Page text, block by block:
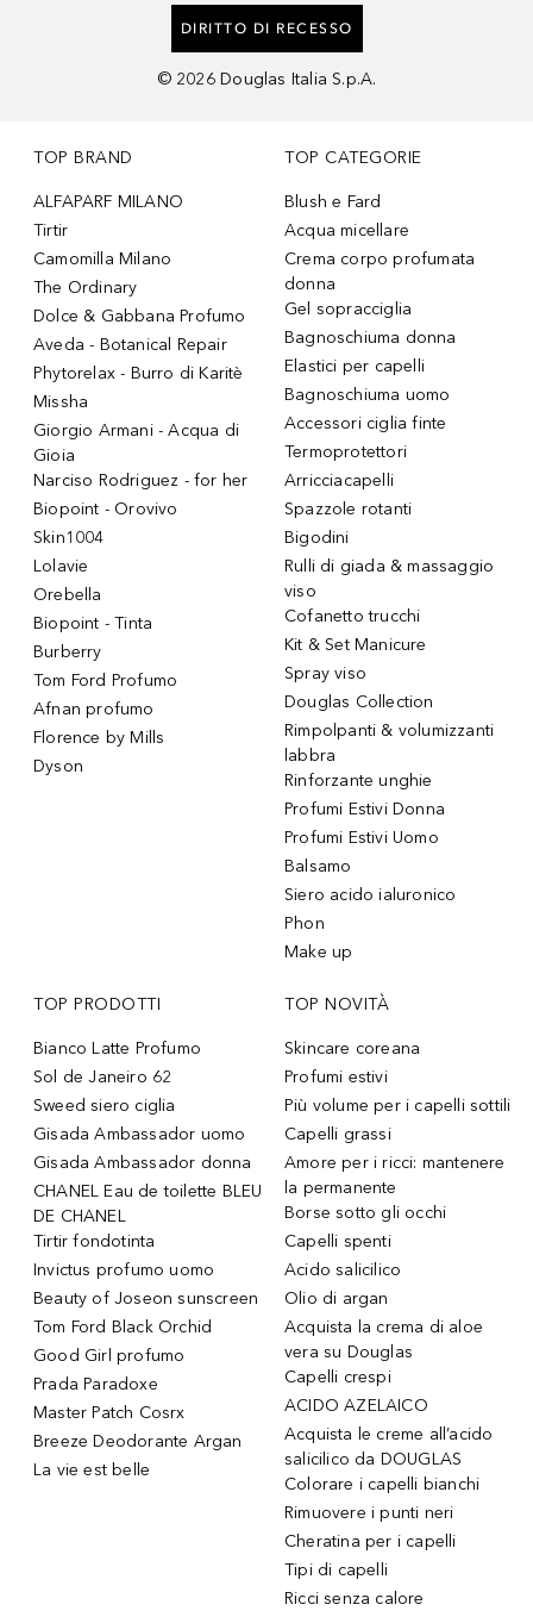
DIRITTO DI RECESSO
© 2026 Douglas Italia S.p.A.
TOP BRAND
ALFAPARF MILANO
Tirtir
Camomilla Milano
The Ordinary
Dolce & Gabbana Profumo
Aveda - Botanical Repair
Phytorelax - Burro di Karitè
Missha
Giorgio Armani - Acqua di
Gioia
Narciso Rodriguez - for her
Biopoint - Orovivo
Skin1004
Lolavie
Orebella
Biopoint - Tinta
Burberry
Tom Ford Profumo
Afnan profumo
Florence by Mills
Dyson
TOP CATEGORIE
Blush e Fard
Acqua micellare
Crema corpo profumata
donna
Gel sopracciglia
Bagnoschiuma donna
Elastici per capelli
Bagnoschiuma uomo
Accessori ciglia finte
Termoprotettori
Arricciacapelli
Spazzole rotanti
Bigodini
Rulli di giada & massaggio
viso
Cofanetto trucchi
Kit & Set Manicure
Spray viso
Douglas Collection
Rimpolpanti & volumizzanti
labbra
Rinforzante unghie
Profumi Estivi Donna
Profumi Estivi Uomo
Balsamo
Siero acido ialuronico
Phon
Make up
TOP PRODOTTI
Bianco Latte Profumo
Sol de Janeiro 62
Sweed siero ciglia
Gisada Ambassador uomo
Gisada Ambassador donna
CHANEL Eau de toilette BLEU
DE CHANEL
Tirtir fondotinta
Invictus profumo uomo
Beauty of Joseon sunscreen
Tom Ford Black Orchid
Good Girl profumo
Prada Paradoxe
Master Patch Cosrx
Breeze Deodorante Argan
La vie est belle
TOP NOVITÀ
Skincare coreana
Profumi estivi
Più volume per i capelli sottili
Capelli grassi
Amore per i ricci: mantenere
la permanente
Borse sotto gli occhi
Capelli spenti
Acido salicilico
Olio di argan
Acquista la crema di aloe
vera su Douglas
Capelli crespi
ACIDO AZELAICO
Acquista le creme all’acido
salicilico da DOUGLAS
Colorare i capelli bianchi
Rimuovere i punti neri
Cheratina per i capelli
Tipi di capelli
Ricci senza calore